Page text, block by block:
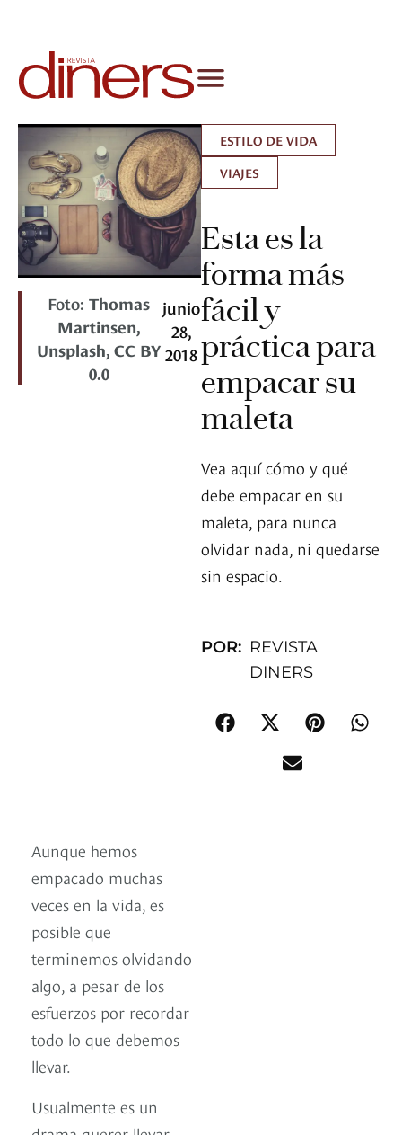
Foto:Thomas
Martinsen,
Unsplash, CC BY
0.0
junio
28,
2018
ESTILO DE VIDA
VIAJES
Esta es la
forma más
fácil y
práctica para
empacar su
maleta
Vea aquí cómo y qué
debe empacar en su
maleta, para nunca
olvidar nada, ni quedarse
sin espacio.
POR: REVISTA
DINERS
Aunque hemos
empacado muchas
veces en la vida, es
posible que
terminemos olvidando
algo, a pesar de los
esfuerzos por recordar
todo lo que debemos
llevar.
Usualmente es un